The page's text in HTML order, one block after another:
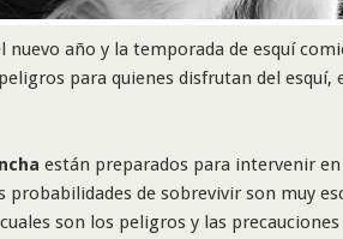
nuevo año y la temporada de esquí
para quienes disfrutan del
están preparados para intervenir en
probabilidades de sobrevivir son muy
son los peligros y las